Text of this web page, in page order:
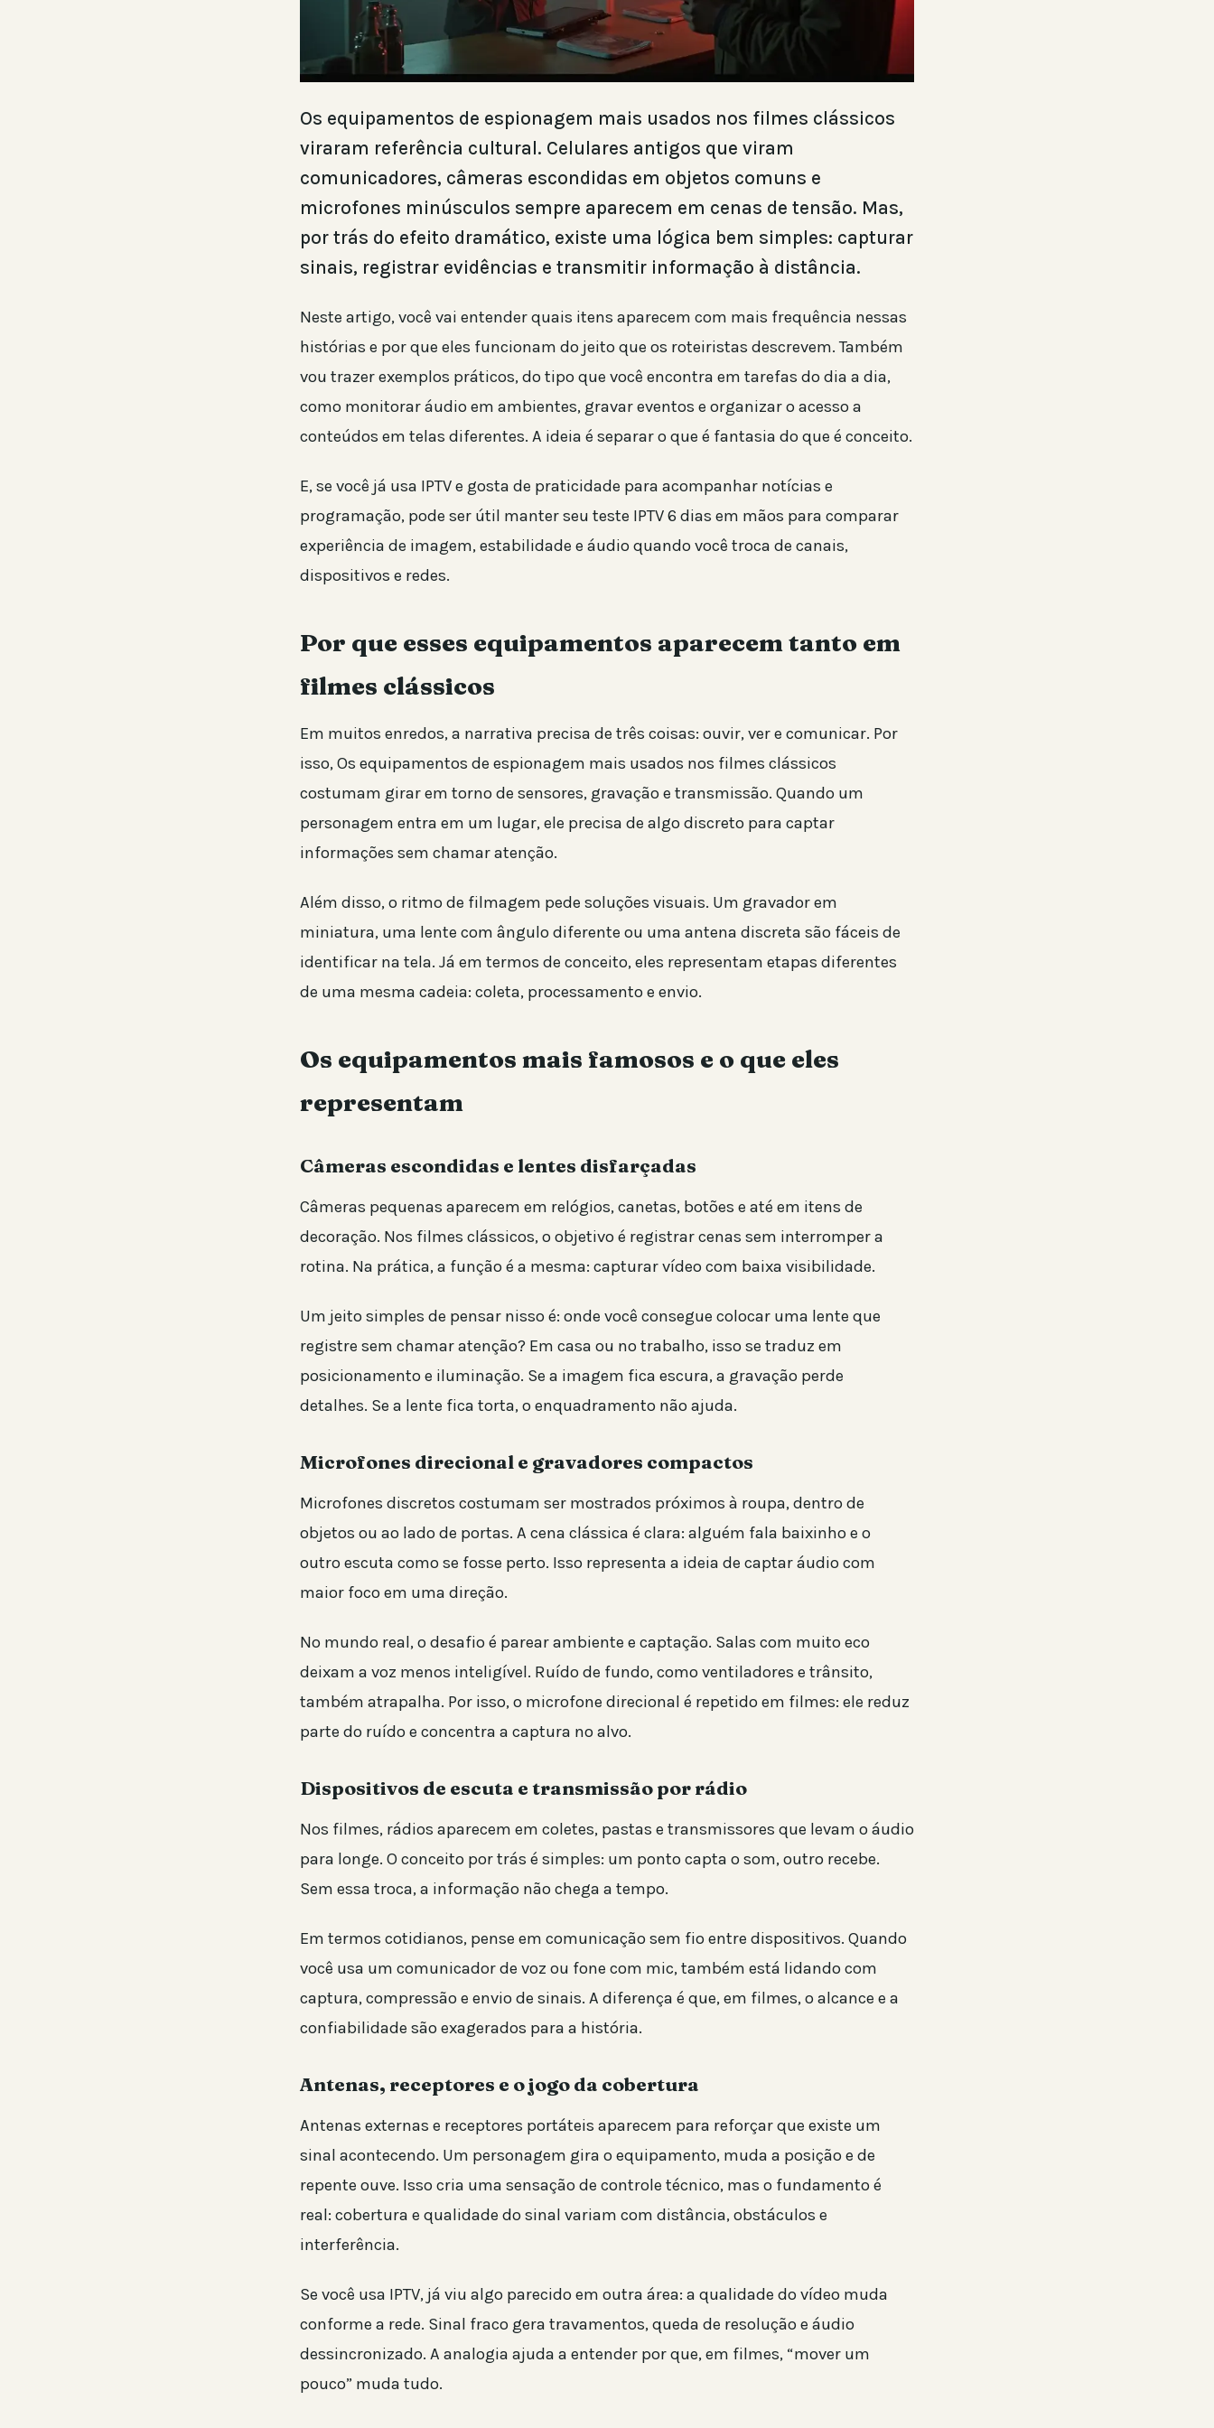
Os equipamentos de espionagem mais usados nos filmes clássicos
viraram referência cultural. Celulares antigos que viram
comunicadores, câmeras escondidas em objetos comuns e
microfones minúsculos sempre aparecem em cenas de tensão. Mas,
por trás do efeito dramático, existe uma lógica bem simples: capturar
sinais, registrar evidências e transmitir informação à distância.
Neste artigo, você vai entender quais itens aparecem com mais frequência nessas
histórias e por que eles funcionam do jeito que os roteiristas descrevem. Também
vou trazer exemplos práticos, do tipo que você encontra em tarefas do dia a dia,
como monitorar áudio em ambientes, gravar eventos e organizar o acesso a
conteúdos em telas diferentes. A ideia é separar o que é fantasia do que é conceito.
E, se você já usa IPTV e gosta de praticidade para acompanhar notícias e
programação, pode ser útil manter seu teste IPTV 6 dias em mãos para comparar
experiência de imagem, estabilidade e áudio quando você troca de canais,
dispositivos e redes.
Por que esses equipamentos aparecem tanto em
filmes clássicos
Em muitos enredos, a narrativa precisa de três coisas: ouvir, ver e comunicar. Por
isso, Os equipamentos de espionagem mais usados nos filmes clássicos
costumam girar em torno de sensores, gravação e transmissão. Quando um
personagem entra em um lugar, ele precisa de algo discreto para captar
informações sem chamar atenção.
Além disso, o ritmo de filmagem pede soluções visuais. Um gravador em
miniatura, uma lente com ângulo diferente ou uma antena discreta são fáceis de
identificar na tela. Já em termos de conceito, eles representam etapas diferentes
de uma mesma cadeia: coleta, processamento e envio.
Os equipamentos mais famosos e o que eles
representam
Câmeras escondidas e lentes disfarçadas
Câmeras pequenas aparecem em relógios, canetas, botões e até em itens de
decoração. Nos filmes clássicos, o objetivo é registrar cenas sem interromper a
rotina. Na prática, a função é a mesma: capturar vídeo com baixa visibilidade.
Um jeito simples de pensar nisso é: onde você consegue colocar uma lente que
registre sem chamar atenção? Em casa ou no trabalho, isso se traduz em
posicionamento e iluminação. Se a imagem fica escura, a gravação perde
detalhes. Se a lente fica torta, o enquadramento não ajuda.
Microfones direcional e gravadores compactos
Microfones discretos costumam ser mostrados próximos à roupa, dentro de
objetos ou ao lado de portas. A cena clássica é clara: alguém fala baixinho e o
outro escuta como se fosse perto. Isso representa a ideia de captar áudio com
maior foco em uma direção.
No mundo real, o desafio é parear ambiente e captação. Salas com muito eco
deixam a voz menos inteligível. Ruído de fundo, como ventiladores e trânsito,
também atrapalha. Por isso, o microfone direcional é repetido em filmes: ele reduz
parte do ruído e concentra a captura no alvo.
Dispositivos de escuta e transmissão por rádio
Nos filmes, rádios aparecem em coletes, pastas e transmissores que levam o áudio
para longe. O conceito por trás é simples: um ponto capta o som, outro recebe.
Sem essa troca, a informação não chega a tempo.
Em termos cotidianos, pense em comunicação sem fio entre dispositivos. Quando
você usa um comunicador de voz ou fone com mic, também está lidando com
captura, compressão e envio de sinais. A diferença é que, em filmes, o alcance e a
confiabilidade são exagerados para a história.
Antenas, receptores e o jogo da cobertura
Antenas externas e receptores portáteis aparecem para reforçar que existe um
sinal acontecendo. Um personagem gira o equipamento, muda a posição e de
repente ouve. Isso cria uma sensação de controle técnico, mas o fundamento é
real: cobertura e qualidade do sinal variam com distância, obstáculos e
interferência.
Se você usa IPTV, já viu algo parecido em outra área: a qualidade do vídeo muda
conforme a rede. Sinal fraco gera travamentos, queda de resolução e áudio
dessincronizado. A analogia ajuda a entender por que, em filmes, “mover um
pouco” muda tudo.